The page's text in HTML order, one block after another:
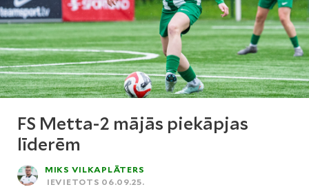
FS Metta-2 mājās piekāpjas
līderēm
MIKS VILKAPLĀTERS
IEVIETOTS 06.09.25.